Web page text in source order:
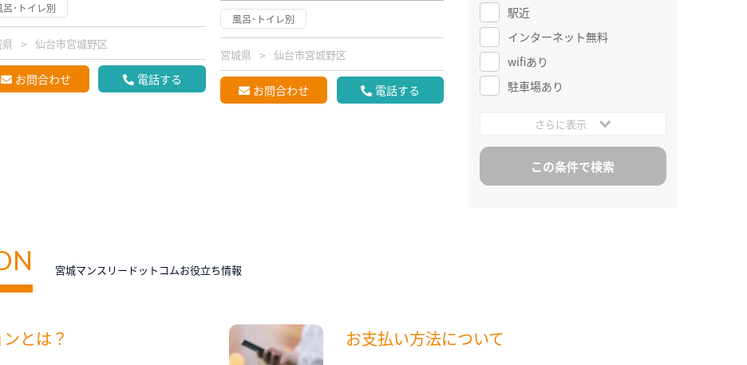
呂･トイレ別
仙台市宮城野区
お問合わせ 電話する
風呂･トイレ別
宮城県 仙台市宮城野区
お問合わせ 電話する
駅近
インターネット無料
wifiあり
駐車場あり
さらに表示
宮城マンスリードットコムお役立ち情報
とは？ お支払い方法について